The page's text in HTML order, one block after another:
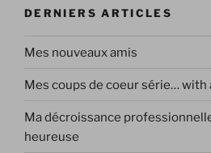
DERNIERS ARTICLES
Mes nouveaux amis
Mes coups de coeur série… with
Ma décroissance
heureuse